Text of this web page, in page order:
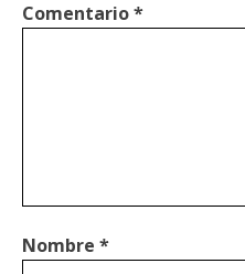
Comentario*
Nombre *